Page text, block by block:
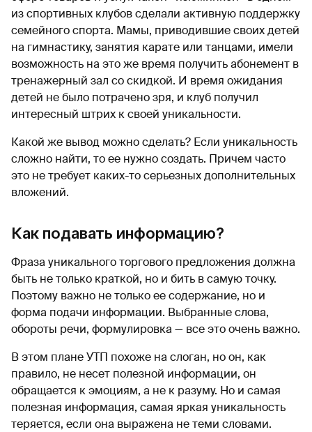
из спортивных клубов сделали активную поддержку
семейного спорта. Мамы, приводившие своих детей
на гимнастику, занятия карате или танцами, имели
возможность на это же время получить абонемент в
тренажерный зал со скидкой. И время ожидания
детей не было потрачено зря, и клуб получил
интересный штрих к своей уникальности.
Какой же вывод можно сделать? Если уникальность
сложно найти, то ее нужно создать. Причем часто
это не требует каких-то серьезных дополнительных
вложений.
Как подавать информацию?
Фраза уникального торгового предложения должна
быть не только краткой, но и бить в самую точку.
Поэтому важно не только ее содержание, но и
форма подачи информации. Выбранные слова,
обороты речи, формулировка — все это очень важно.
В этом плане УТП похоже на слоган, но он, как
правило, не несет полезной информации, он
обращается к эмоциям, а не к разуму. Но и самая
полезная информация, самая яркая уникальность
теряется, если она выражена не теми словами.